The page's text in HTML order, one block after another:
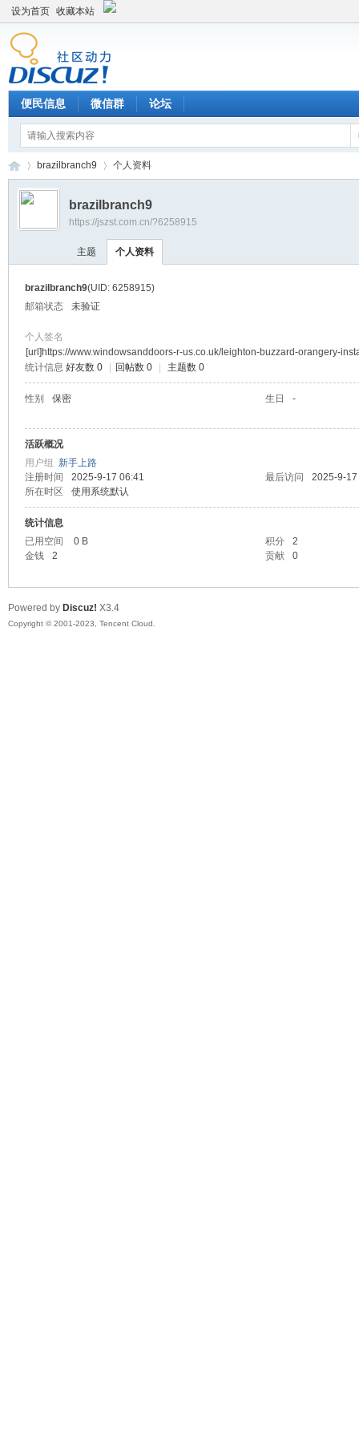
设为首页 收藏本站
便民信息 微信群 论坛
›
brazilbranch9 个人资料
brazilbranch9
https://jszst.com.cn/?6258915
主题 个人资料
brazilbranch9(UID: 6258915)
邮箱状态
未验证
个人签名
[url]https://www.windowsanddoors-r-us.co.uk/leighton-buzzard-orangery-
统计信息 好友数 0 回帖数 0 主题数 0
性别 保密 生日 -
活跃概况
用户组 新手上路
注册时间
2025-9-17 06:41 最后访问
2025-9-
所在时区
使用系统默认
统计信息
已用空间
0 B 积分
2
金钱
2 贡献 0
Powered by Discuz! X3.4
Copyright © 2001-2023, Tencent Cloud.